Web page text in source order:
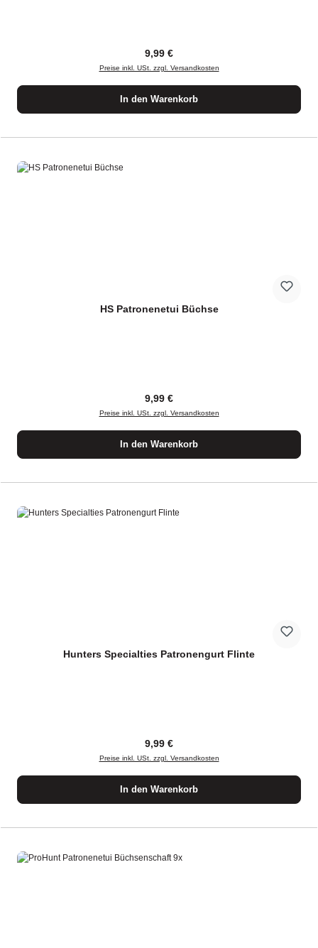
Regulärer Preis:
9,99 €
Preise inkl. USt. zzgl. Versandkosten
In den Warenkorb
HS Patronenetui Büchse
Regulärer Preis:
9,99 €
Preise inkl. USt. zzgl. Versandkosten
In den Warenkorb
Hunters Specialties Patronengurt Flinte
Regulärer Preis:
9,99 €
Preise inkl. USt. zzgl. Versandkosten
In den Warenkorb